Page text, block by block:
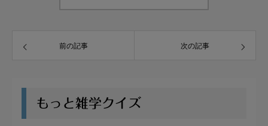
前の記事 次の記事
もっと雑学クイズ